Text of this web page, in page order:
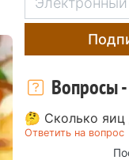
Вопросы
🤔 Сколько яиц
Ответить на вопрос